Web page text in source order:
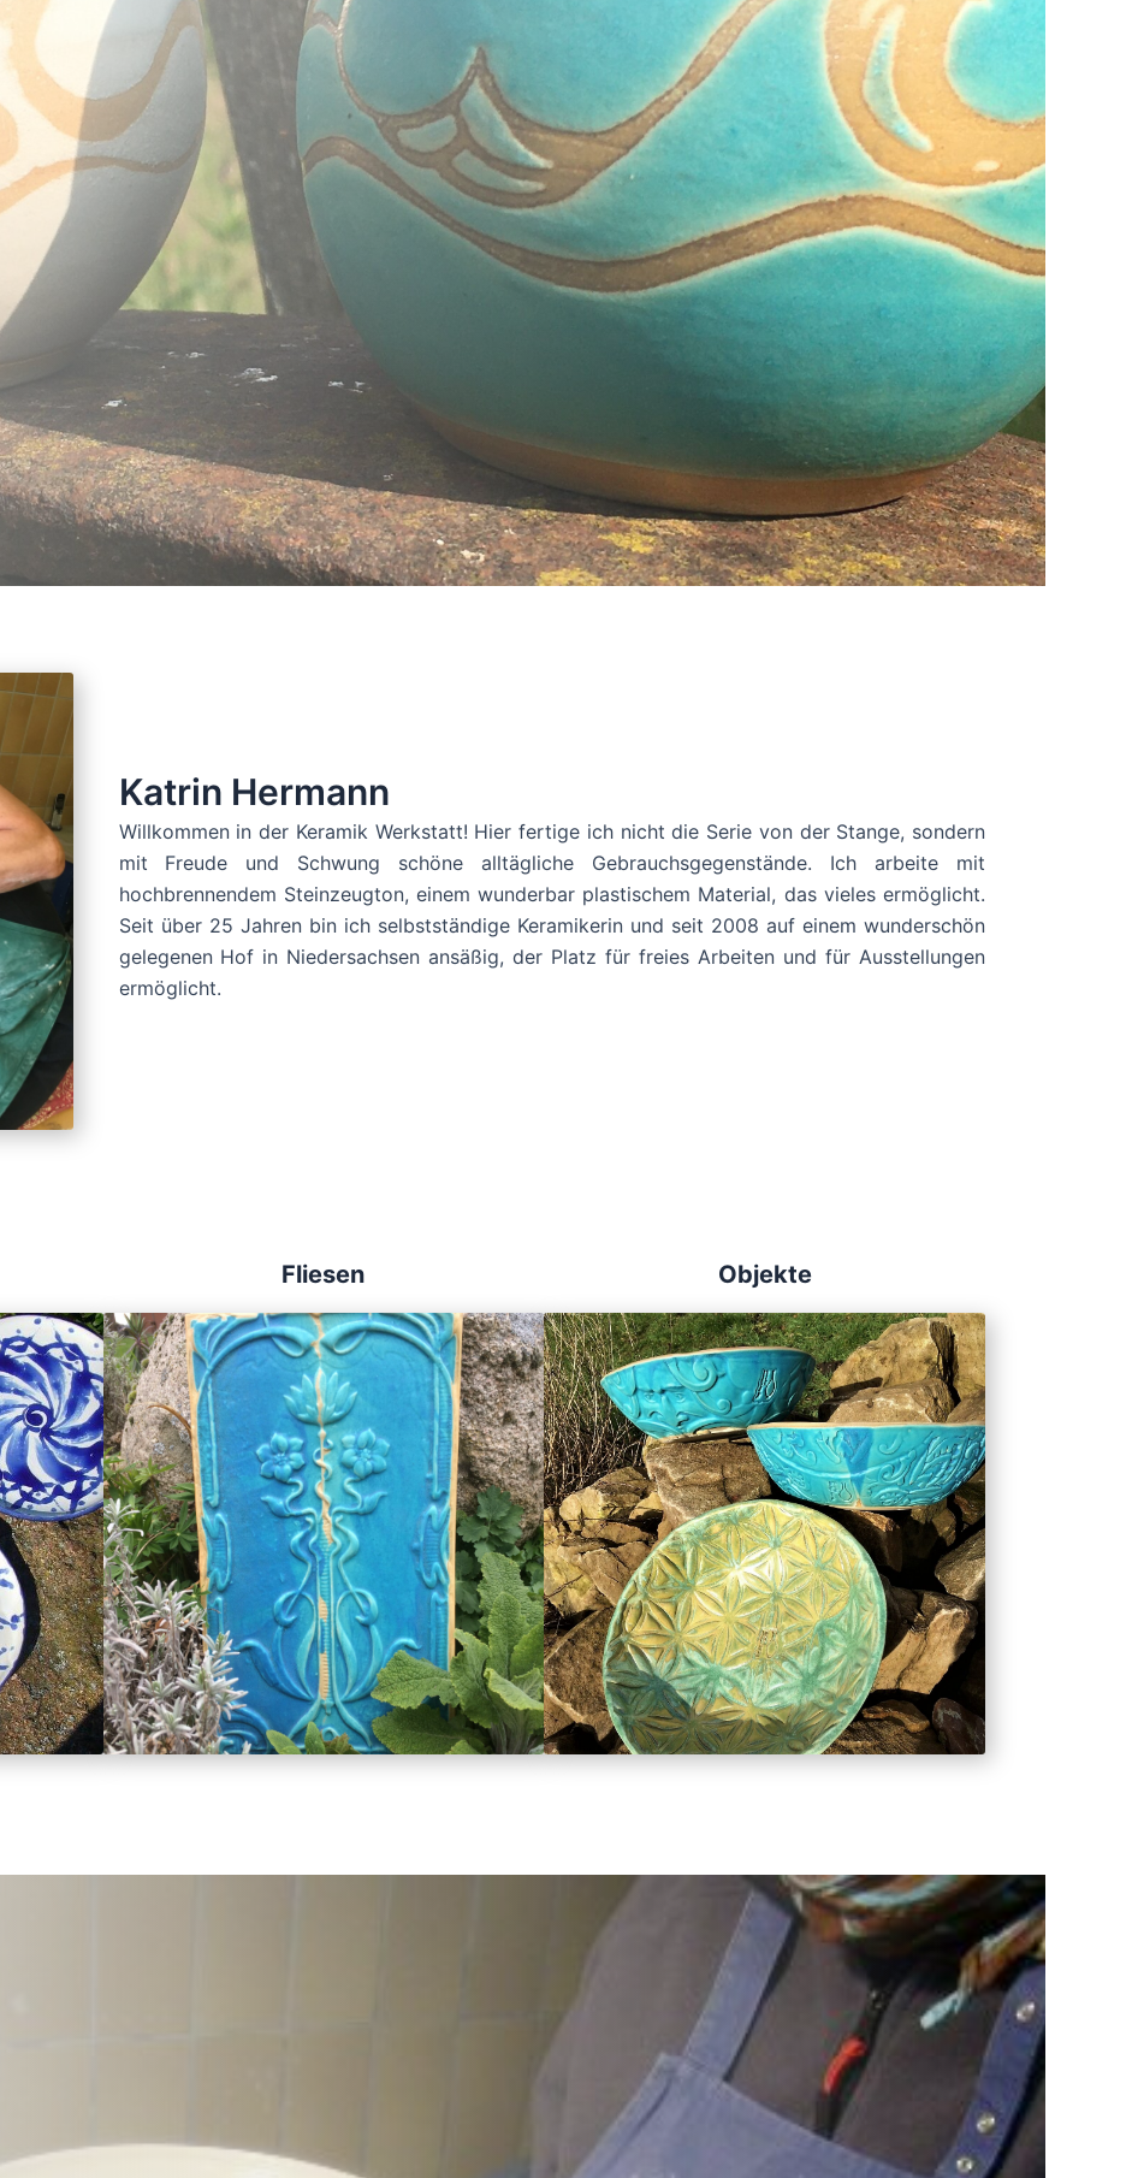
Katrin Hermann
Willkommen in der Keramik Werkstatt! Hier fertige ich nicht die Serie von der Stange, sondern
mit Freude und Schwung schöne alltägliche Gebrauchsgegenstände. Ich arbeite mit
hochbrennendem Steinzeugton, einem wunderbar plastischem Material, das vieles ermöglicht.
Seit über 25 Jahren bin ich selbstständige Keramikerin und seit 2008 auf einem wunderschön
gelegenen Hof in Niedersachsen ansäßig, der Platz für freies Arbeiten und für Ausstellungen
ermöglicht.
Fliesen Objekte